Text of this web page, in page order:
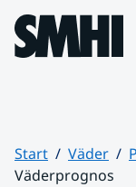
Hoppa till sidans
Start Väder
Väderprognos